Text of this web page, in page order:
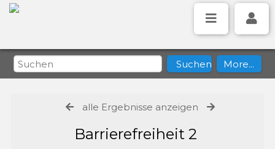
alle Ergebnisse anzeigen
Barrierefreiheit 2